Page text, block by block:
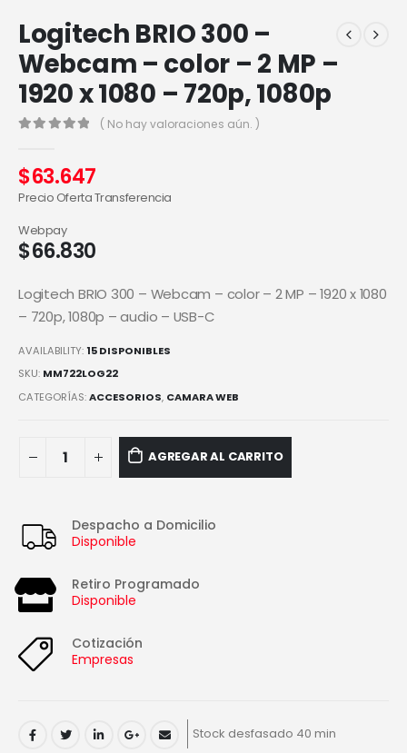
Logitech BRIO 300 –
Webcam – color – 2 MP –
1920 x 1080 – 720p, 1080p
( No hay valoraciones aún. )
$63.647
Precio Oferta Transferencia
$66.830
Webpay
Logitech BRIO 300 – Webcam – color – 2 MP – 1920 x 1080
– 720p, 1080p – audio – USB-C
AVAILABILITY:15 DISPONIBLES
SKU: MM722LOG22
CATEGORÍAS:ACCESORIOS, CAMARA WEB
AGREGAR AL CARRITO
Despacho a Domicilio
Disponible
Retiro Programado
Disponible
Cotización
Empresas
Stock desfasado 40 min